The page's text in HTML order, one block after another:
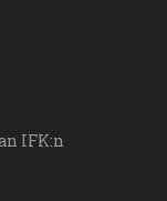
IFK:n